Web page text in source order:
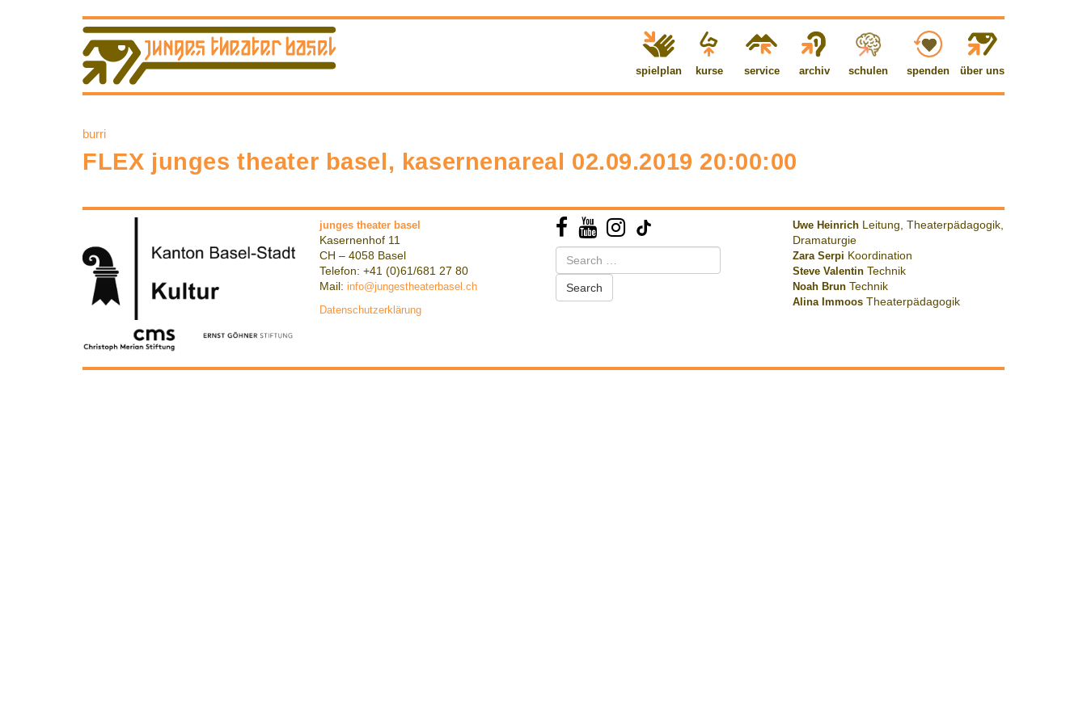
spielplan kurse service archiv schulen spenden über uns
burri
FLEX junges theater basel, kasernenareal 02.09.2019 20:00:00
junges theater basel
Kasernenhof 11
CH – 4058 Basel
Telefon: +41 (0)61/681 27 80
Mail: info@jungestheaterbasel.ch
Datenschutzerklärung
Search
for:
Uwe Heinrich Leitung, Theaterpädagogik,
Dramaturgie
Zara Serpi Koordination
Steve Valentin Technik
Noah Brun Technik
Alina Immoos Theaterpädagogik